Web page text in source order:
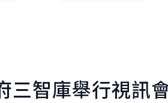
三智庫舉行視訊